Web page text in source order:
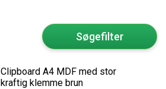
Søgefilter
Clipboard A4 MDF med stor
kraftig klemme brun